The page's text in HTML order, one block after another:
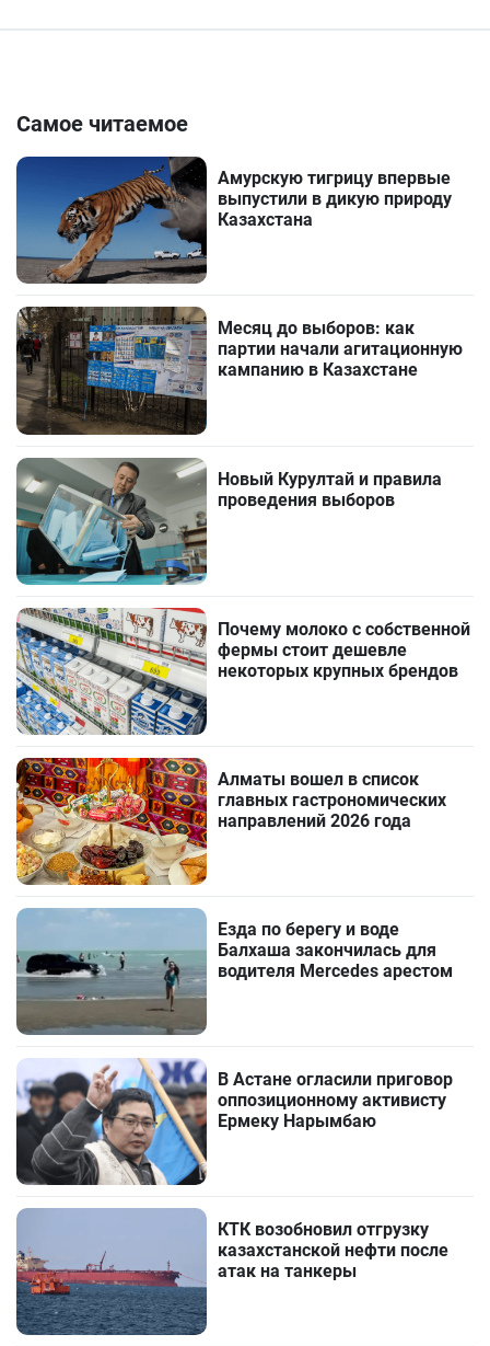
Самое читаемое
Амурскую тигрицу впервые
выпустили в дикую природу
Казахстана
Месяц до выборов: как
партии начали агитационную
кампанию в Казахстане
Новый Курултай и правила
проведения выборов
Почему молоко с собственной
фермы стоит дешевле
некоторых крупных брендов
Алматы вошел в список
главных гастрономических
направлений 2026 года
Езда по берегу и воде
Балхаша закончилась для
водителя Mercedes арестом
В Астане огласили приговор
оппозиционному активисту
Ермеку Нарымбаю
КТК возобновил отгрузку
казахстанской нефти после
атак на танкеры